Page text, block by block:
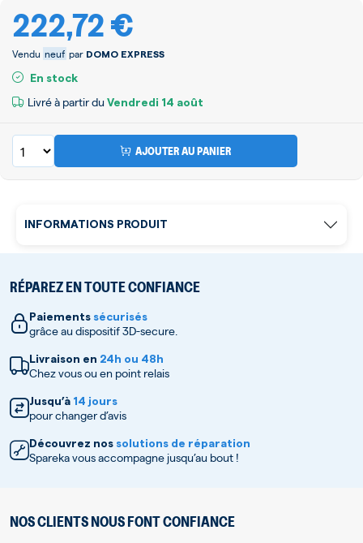
222,72 €
Vendu neuf par DOMO EXPRESS
En stock
Livré à partir du Vendredi 14 août
AJOUTER AU PANIER
INFORMATIONS PRODUIT
RÉPAREZ EN TOUTE CONFIANCE
Paiements sécurisés
grâce au dispositif 3D-secure.
Livraison en 24h ou 48h
Chez vous ou en point relais
Jusqu’à 14 jours
pour changer d’avis
Découvrez nos solutions de réparation
Spareka vous accompagne jusqu’au bout !
NOS CLIENTS NOUS FONT CONFIANCE